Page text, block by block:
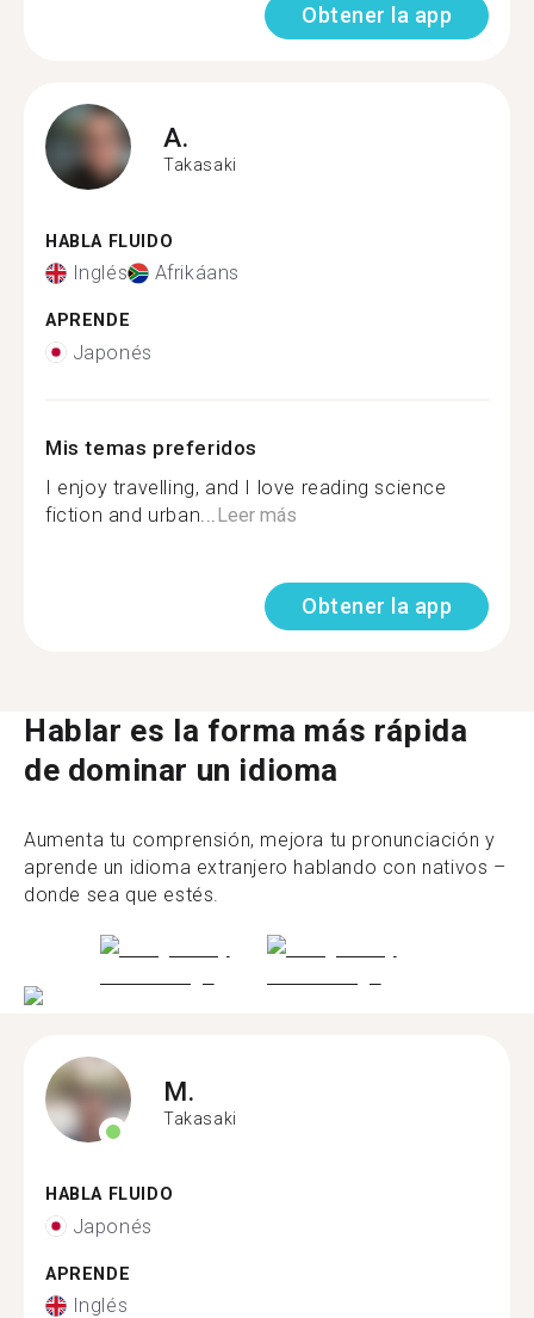
Obtener la app
A.
Takasaki
HABLA FLUIDO
Inglés Afrikáans
APRENDE
Japonés
Mis temas preferidos
I enjoy travelling, and I love reading science
fiction and urban... Leer más
Obtener la app
Hablar es la forma más rápida
de dominar un idioma
Aumenta tu comprensión, mejora tu pronunciación y
aprende un idioma extranjero hablando con nativos –
donde sea que estés.
M.
Takasaki
HABLA FLUIDO
Japonés
APRENDE
Inglés